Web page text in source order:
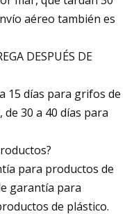
aéreo también es
DESPUÉS DE
15 días para grifos de
30 a 40 días para
para productos de
garantía para
de plástico.